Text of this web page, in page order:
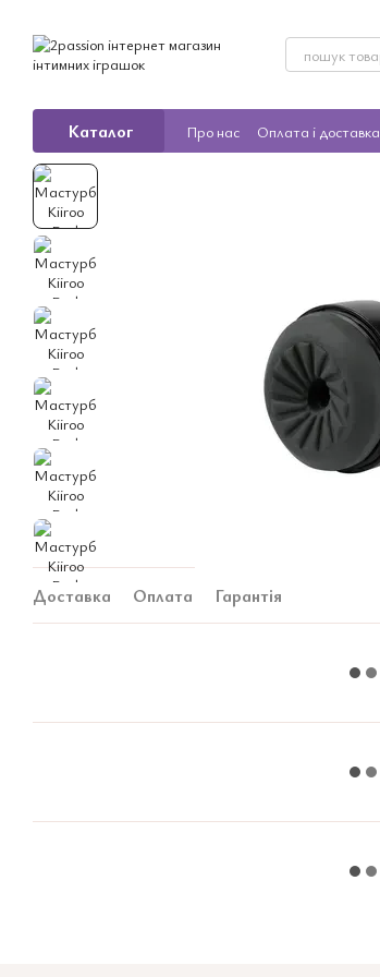
Каталог Про нас Оплата і доставка
Доставка Оплата Гарантія